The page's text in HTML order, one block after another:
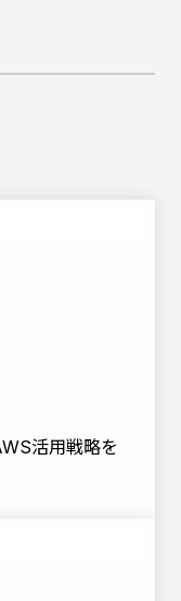
活用戦略を